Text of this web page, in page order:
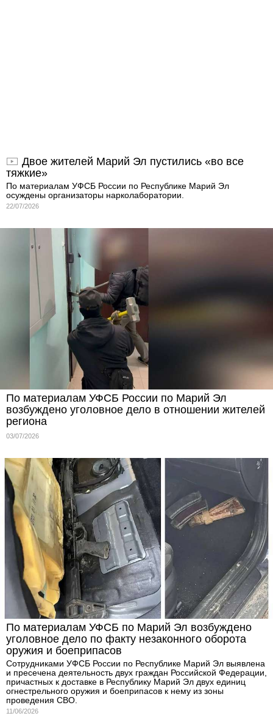
Двое жителей Марий Эл пустились «во все
тяжкие»
По материалам УФСБ России по Республике Марий Эл
осуждены организаторы нарколаборатории.
22/07/2026
По материалам УФСБ России по Марий Эл
возбуждено уголовное дело в отношении жителей
региона
03/07/2026
По материалам УФСБ по Марий Эл возбуждено
уголовное дело по факту незаконного оборота
оружия и боеприпасов
Сотрудниками УФСБ России по Республике Марий Эл выявлена
и пресечена деятельность двух граждан Российской Федерации,
причастных к доставке в Республику Марий Эл двух единиц
огнестрельного оружия и боеприпасов к нему из зоны
проведения СВО.
11/06/2026